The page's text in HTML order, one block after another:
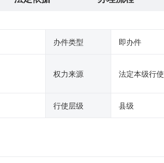
办件类型 即办件
权力来源 法定本级行使
行使层级 县级